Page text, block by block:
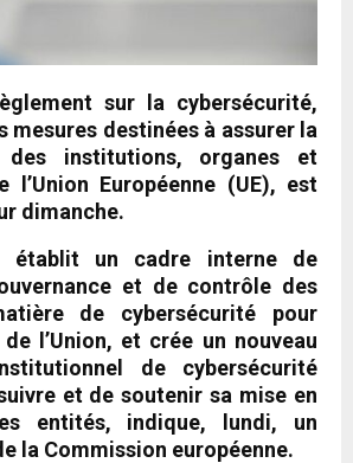
sur la cybersécurité,
mesures destinées à assurer la
des institutions, organes et
l’Union Européenne (UE), est
dimanche.
établit un cadre interne de
et de contrôle des
de cybersécurité pour
l’Union, et crée un nouveau
de cybersécurité
et de soutenir sa mise en
entités, indique, lundi, un
la Commission européenne.